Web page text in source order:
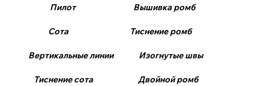
Пилот Вышивка ромб
Сота Тиснение ромб
Вертикальные линии Изогнутые швы
Тиснение сота Двойной ромб